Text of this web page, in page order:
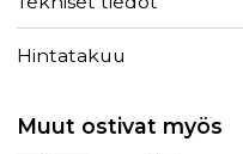
Hintatakuu
Muut ostivat myös